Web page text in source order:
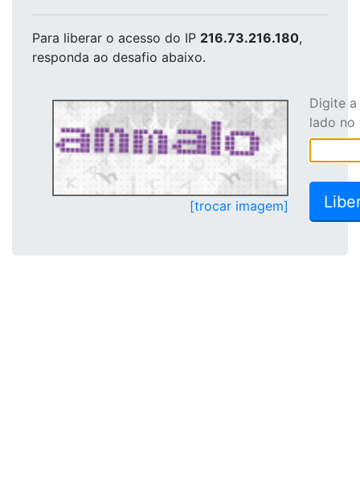
Para liberar o acesso do IP 216.73.216.180,
responda ao desafio abaixo.
[trocar imagem]
Digite
lado no